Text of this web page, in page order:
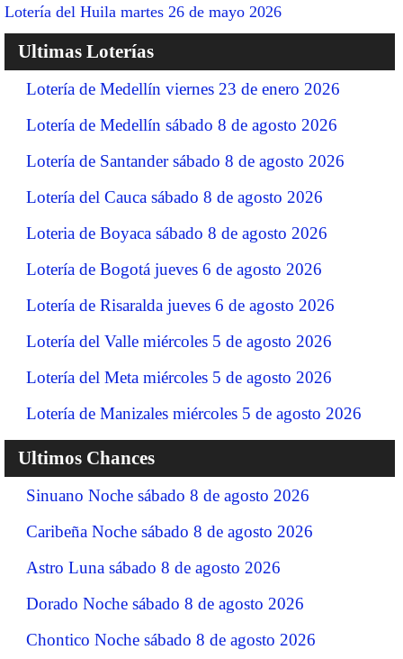
Lotería del Huila martes 26 de mayo 2026
Ultimas Loterías
Lotería de Medellín viernes 23 de enero 2026
Lotería de Medellín sábado 8 de agosto 2026
Lotería de Santander sábado 8 de agosto 2026
Lotería del Cauca sábado 8 de agosto 2026
Loteria de Boyaca sábado 8 de agosto 2026
Lotería de Bogotá jueves 6 de agosto 2026
Lotería de Risaralda jueves 6 de agosto 2026
Lotería del Valle miércoles 5 de agosto 2026
Lotería del Meta miércoles 5 de agosto 2026
Lotería de Manizales miércoles 5 de agosto 2026
Ultimos Chances
Sinuano Noche sábado 8 de agosto 2026
Caribeña Noche sábado 8 de agosto 2026
Astro Luna sábado 8 de agosto 2026
Dorado Noche sábado 8 de agosto 2026
Chontico Noche sábado 8 de agosto 2026